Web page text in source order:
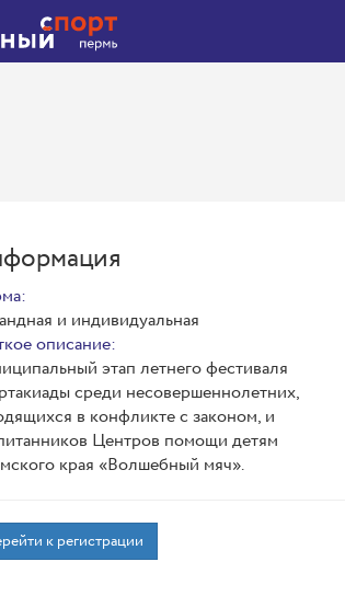
и индивидуальная
описание:
этап летнего фестиваля
среди несовершеннолетних,
в конфликте с законом, и
Центров помощи детям
края «Волшебный мяч».
к регистрации